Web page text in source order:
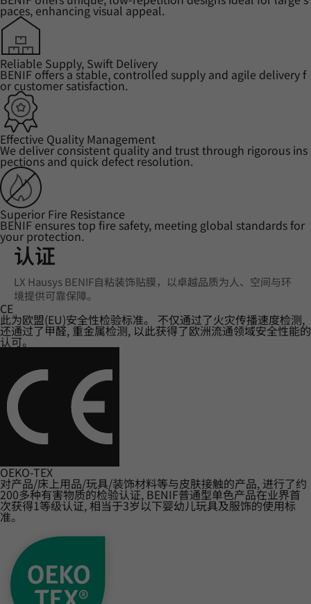
paces, enhancing visual appeal.
Reliable Supply, Swift Delivery
BENIF offers a stable, controlled supply and agile delivery f
or customer satisfaction.
Effective Quality Management
We deliver consistent quality and trust through rigorous ins
pections and quick defect resolution.
Superior Fire Resistance
BENIF ensures top fire safety, meeting global standards for
your protection.
认证
LX Hausys BENIF自粘装饰贴膜，以卓越品质为人、空间与环
境提供可靠保障。
CE
此为欧盟(EU)安全性检验标准。 不仅通过了火灾传播速度检测,
还通过了甲醛, 重金属检测, 以此获得了欧洲流通领域安全性能的
认可。
OEKO-TEX
对产品/床上用品/玩具/装饰材料等与皮肤接触的产品, 进行了约
200多种有害物质的检验认证, BENIF普通型单色产品在业界首
次获得1等级认证, 相当于3岁以下婴幼儿玩具及服饰的使用标
准。